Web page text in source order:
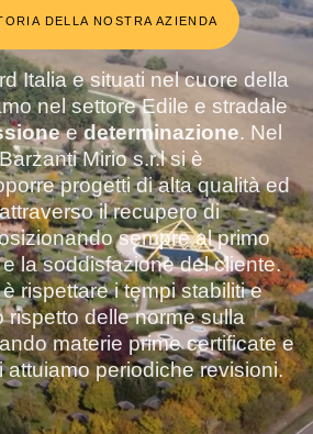
DELLA NOSTRA AZIENDA
Italia e situati nel cuore della
nel settore Edile e stradale
edeterminazione. Nel
Mirio s.r.l si è
progetti di alta qualità ed
il recupero di
sempre al primo
la soddisfazione del cliente.
rispettare i tempi stabiliti e
rispetto delle norme sulla
materie prime certificate e
attuiamo periodiche revisioni.